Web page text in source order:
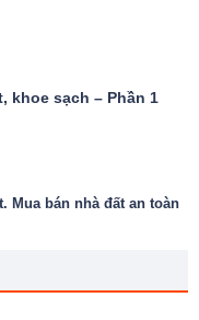
khoe sạch – Phần 1